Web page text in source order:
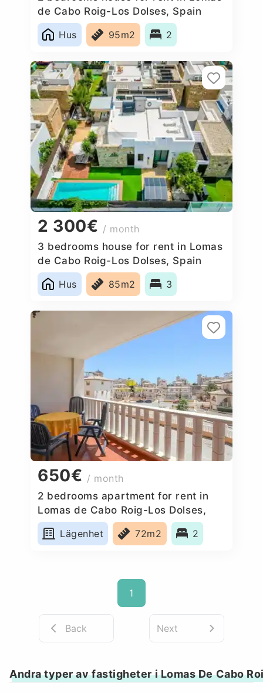
de Cabo Roig-Los Dolses, Spain
Hus
95m2 2
2 300€ / month
3 bedrooms house for rent in Lomas
de Cabo Roig-Los Dolses, Spain
Hus
85m2 3
650€ / month
2 bedrooms apartment for rent in
Lomas de Cabo Roig-Los Dolses,
Spain
Lägenhet
72m2 2
1
Back Next
Andra typer av fastigheter i Lomas De Cabo